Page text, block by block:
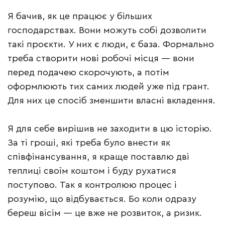
Я бачив, як це працює у більших
господарствах. Вони можуть собі дозволити
такі проєкти. У них є люди, є база. Формально
треба створити нові робочі місця — вони
перед подачею скорочують, а потім
оформлюють тих самих людей уже під грант.
Для них це спосіб зменшити власні вкладення.
Я для себе вирішив не заходити в цю історію.
За ті гроші, які треба було внести як
співфінансування, я краще поставлю дві
теплиці своїм коштом і буду рухатися
поступово. Так я контролюю процес і
розумію, що відбувається. Бо коли одразу
береш вісім — це вже не розвиток, а ризик.